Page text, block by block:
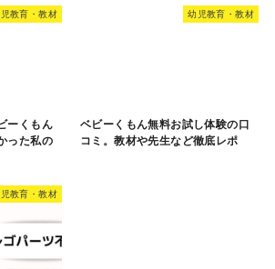
教育・教材
ーくもん
った私の
幼児教育・教材
ベビーくもん無料お試し体験の口
コミ。教材や先生など徹底レポ
教育・教材